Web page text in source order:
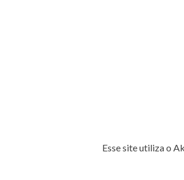
Esse site utiliza o